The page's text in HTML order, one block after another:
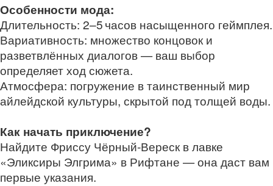
Особенности мода:
Длительность: 2–5 часов насыщенного геймплея.
Вариативность: множество концовок и
разветвлённых диалогов — ваш выбор
определяет ход сюжета.
Атмосфера: погружение в таинственный мир
айлейдской культуры, скрытой под толщей воды.
Как начать приключение?
Найдите Фриссу Чёрный‑Вереск в лавке
«Эликсиры Элгрима» в Рифтане — она даст вам
первые указания.